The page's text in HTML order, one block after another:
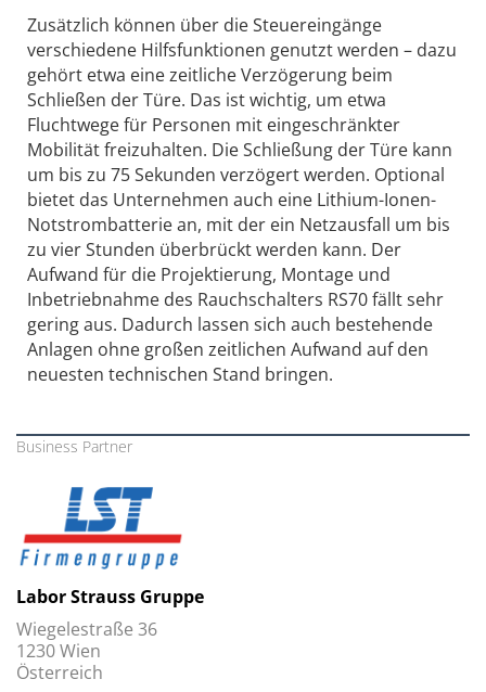
Zusätzlich können über die Steuereingänge
verschiedene Hilfsfunktionen genutzt werden – dazu
gehört etwa eine zeitliche Verzögerung beim
Schließen der Türe. Das ist wichtig, um etwa
Fluchtwege für Personen mit eingeschränkter
Mobilität freizuhalten. Die Schließung der Türe kann
um bis zu 75 Sekunden verzögert werden. Optional
bietet das Unternehmen auch eine Lithium-Ionen-
Notstrombatterie an, mit der ein Netzausfall um bis
zu vier Stunden überbrückt werden kann. Der
Aufwand für die Projektierung, Montage und
Inbetriebnahme des Rauchschalters RS70 fällt sehr
gering aus. Dadurch lassen sich auch bestehende
Anlagen ohne großen zeitlichen Aufwand auf den
neuesten technischen Stand bringen.
Business Partner
Labor Strauss Gruppe
Wiegelestraße 36
1230 Wien
Österreich